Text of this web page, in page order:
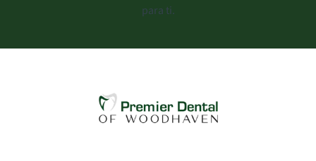
para ti.